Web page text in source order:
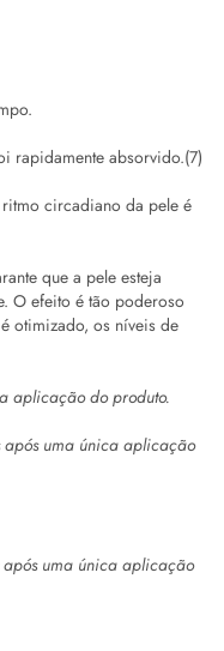
rapidamente absorvido.(7)
ritmo circadiano da pele é
que a pele esteja
O efeito é tão poderoso
otimizado, os níveis de
aplicação do produto.
após uma única aplicação
após uma única aplicação